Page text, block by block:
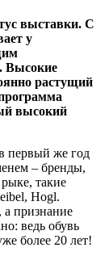
выставки. С
у
Высокие
растущий
высокий
первый же год
– бренды,
такие
Hogl.
а признание
ведь обувь
более 20 лет!